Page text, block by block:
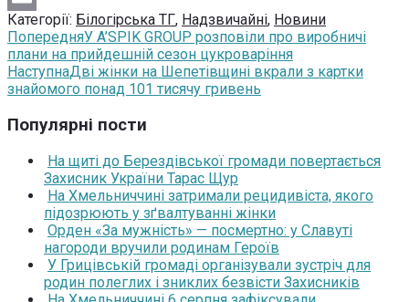
Email
Категорії: Білогірська ТГ, Надзвичайні, Новини
ПопередняУ A’SPIK GROUP розповіли про виробничі
плани на прийдешній сезон цукроваріння
НаступнаДві жінки на Шепетівщині вкрали з картки
знайомого понад 101 тисячу гривень
Популярні пости
На щиті до Берездівської громади повертається
Захисник України Тарас Щур
На Хмельниччині затримали рецидивіста, якого
підозрюють у зґвалтуванні жінки
Орден «За мужність» — посмертно: у Славуті
нагороди вручили родинам Героїв
У Грицівській громаді організували зустріч для
родин полеглих і зниклих безвісти Захисників